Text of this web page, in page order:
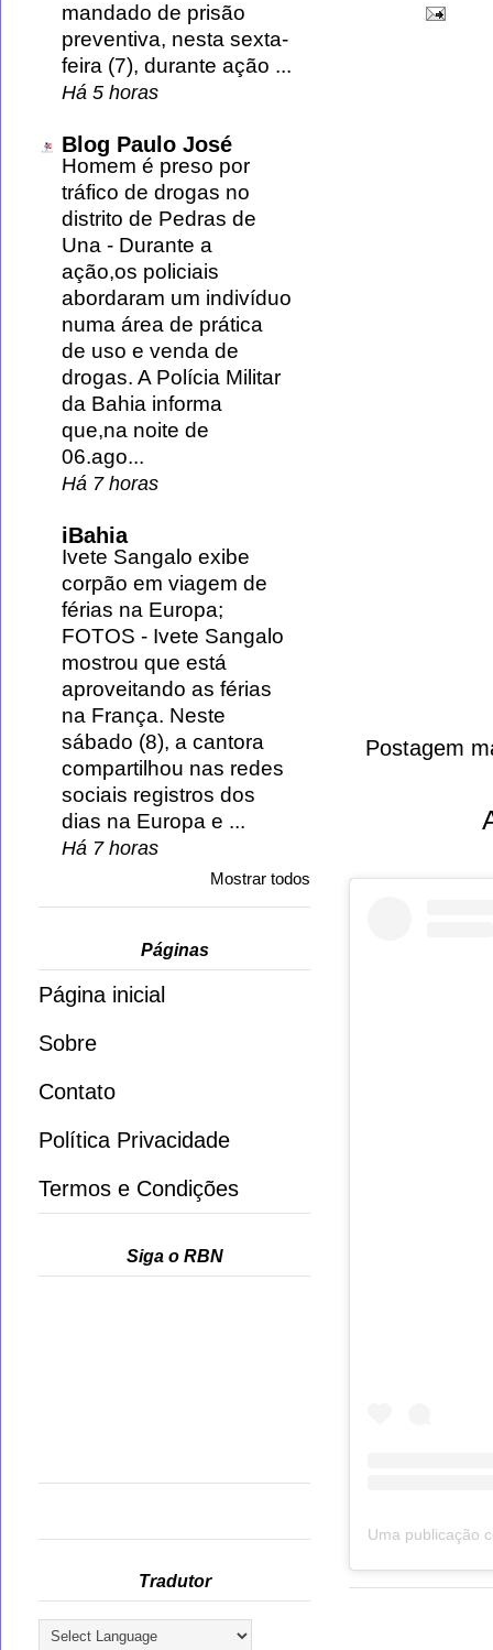
Postagem
mandado de prisão
preventiva, nesta sexta-
feira (7), durante ação ...
Há 5 horas
Blog Paulo José
Homem é preso por
tráfico de drogas no
distrito de Pedras de
Una - Durante a
ação,os policiais
abordaram um indivíduo
numa área de prática
de uso e venda de
drogas. A Polícia Militar
da Bahia informa
que,na noite de
06.ago...
Há 7 horas
iBahia
Ivete Sangalo exibe
corpão em viagem de
férias na Europa;
FOTOS - Ivete Sangalo
mostrou que está
aproveitando as férias
na França. Neste
sábado (8), a cantora
compartilhou nas redes
sociais registros dos
dias na Europa e ...
Há 7 horas
Mostrar todos
Páginas
Página inicial
Sobre
Contato
Política Privacidade
Termos e Condições
Siga o RBN
Tradutor